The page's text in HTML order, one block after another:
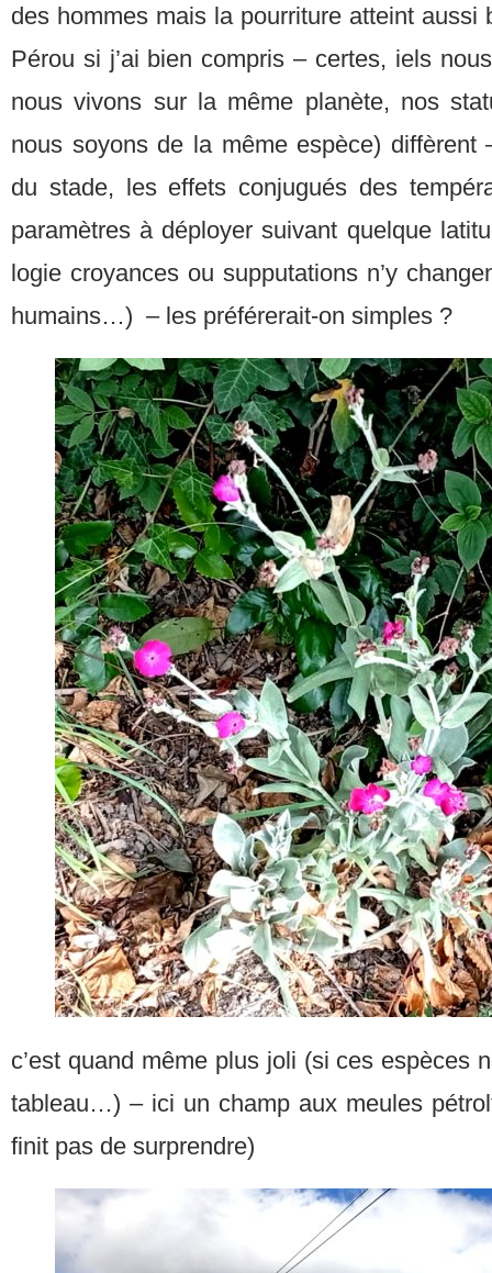
des hommes mais la pourriture atteint aussi
Pérou si j’ai bien compris – certes, iels
nous vivons sur la même planète, nos
nous soyons de la même espèce) diffèrent
du stade, les effets conjugués des
paramètres à déployer suivant quelque
logie croyances ou supputations n’y
humains…) – les préférerait-on simples ?
c’est quand même plus joli (si ces espèces
tableau…) – ici un champ aux meules
finit pas de surprendre)